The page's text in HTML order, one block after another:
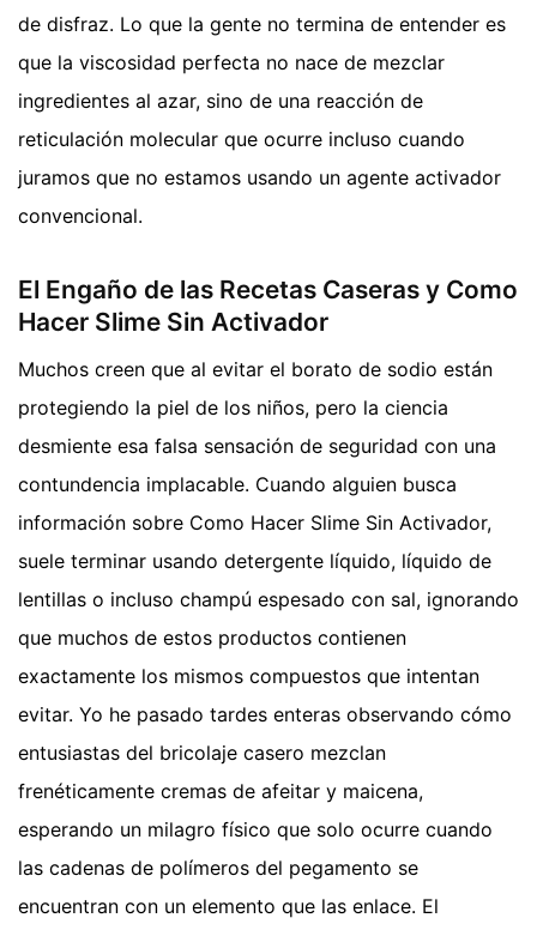
de disfraz. Lo que la gente no termina de entender es
que la viscosidad perfecta no nace de mezclar
ingredientes al azar, sino de una reacción de
reticulación molecular que ocurre incluso cuando
juramos que no estamos usando un agente activador
convencional.
El Engaño de las Recetas Caseras y Como
Hacer Slime Sin Activador
Muchos creen que al evitar el borato de sodio están
protegiendo la piel de los niños, pero la ciencia
desmiente esa falsa sensación de seguridad con una
contundencia implacable. Cuando alguien busca
información sobre Como Hacer Slime Sin Activador,
suele terminar usando detergente líquido, líquido de
lentillas o incluso champú espesado con sal, ignorando
que muchos de estos productos contienen
exactamente los mismos compuestos que intentan
evitar. Yo he pasado tardes enteras observando cómo
entusiastas del bricolaje casero mezclan
frenéticamente cremas de afeitar y maicena,
esperando un milagro físico que solo ocurre cuando
las cadenas de polímeros del pegamento se
encuentran con un elemento que las enlace. El